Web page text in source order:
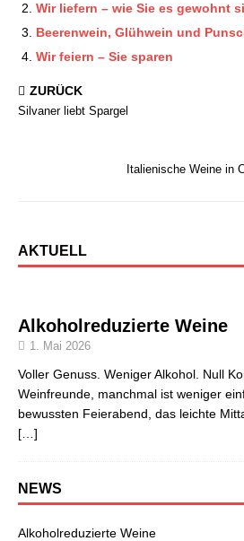
Wir liefern – wie Sie es gewohnt
Beerenwein, Glühwein und
Wir feiern – Sie sparen
ZURÜCK
Silvaner liebt Spargel
Italienische Weine in
AKTUELL
Alkoholreduzierte Weine
1. Mai 2026
Voller Genuss. Weniger Alkohol. Null
Weinfreunde, manchmal ist weniger
bewussten Feierabend, das leichte
[…]
NEWS
Alkoholreduzierte Weine